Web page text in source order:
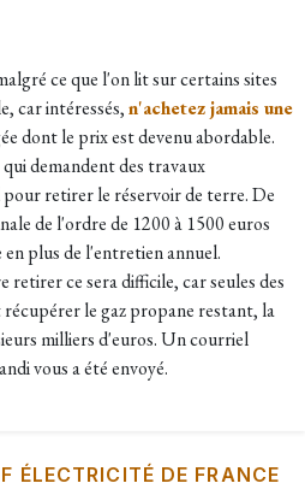
ce que l'on lit sur certains sites
car intéressés,n'achetez jamais une
dont le prix est devenu abordable.
demandent des travaux
retirer le réservoir de terre. De
de l'ordre de 1200 à 1500 euros
plus de l'entretien annuel.
retirer ce sera difficile, car seules des
le gaz propane restant, la
milliers d'euros. Un courriel
vous a été envoyé.
ÉLECTRICITÉ DE FRANCE